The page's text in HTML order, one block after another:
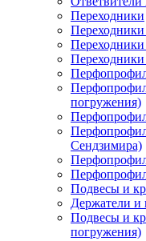
Переходники
погружения)
Сендзимира)
Подвесы и
Держатели и
Подвесы и
погружения)